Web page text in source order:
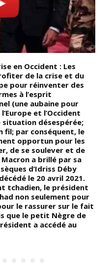
en Occident : Les
de la crise et du
pour réinventer des
à l’esprit
(une aubaine pour
et l’Occident
désespérée;
fil; par conséquent, le
opportun pour les
de se soulever et de
Macron a brillé par sa
d’Idriss Déby
le 20 avril 2021.
tchadien, le président
non seulement pour
le rassurer sur le fait
que le petit Nègre de
a accédé au